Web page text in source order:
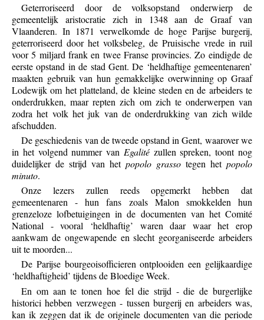
Geterroriseerd door de volksopstand onderwierp de
gemeentelijk aristocratie zich in 1348 aan de Graaf van
Vlaanderen. In 1871 verwelkomde de hoge Parijse burgerij,
geterroriseerd door het volksbeleg, de Pruisische vrede in ruil
voor 5 miljard frank en twee Franse provincies. Zo eindigde de
eerste opstand in de stad Gent. De ‘heldhaftige gemeentenaren’
maakten gebruik van hun gemakkelijke overwinning op Graaf
Lodewijk om het platteland, de kleine steden en de arbeiders te
onderdrukken, maar repten zich om zich te onderwerpen van
zodra het volk het juk van de onderdrukking van zich wilde
afschudden.
De geschiedenis van de tweede opstand in Gent, waarover we
in het volgend nummer van Egalitézullen spreken, toont nog
duidelijker de strijd van het popolo grassotegen het popolo
minuto.
Onze lezers zullen reeds opgemerkt hebben dat
gemeentenaren - hun fans zoals Malon smokkelden hun
grenzeloze lofbetuigingen in de documenten van het Comité
National - vooral ‘heldhaftig’ waren daar waar het erop
aankwam de ongewapende en slecht georganiseerde arbeiders
uit te moorden...
De Parijse bourgeoisofficieren ontplooiden een gelijkaardige
‘heldhaftigheid’ tijdens de Bloedige Week.
En om aan te tonen hoe fel die strijd - die de burgerlijke
historici hebben verzwegen - tussen burgerij en arbeiders was,
kan ik zeggen dat ik de originele documenten van die periode